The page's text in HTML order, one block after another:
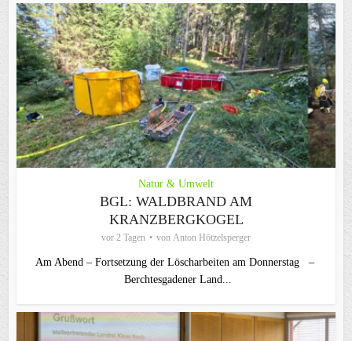
Natur & Umwelt
BGL: WALDBRAND AM
KRANZBERGKOGEL
vor 2 Tagen von Anton Hötzelsperger
Am Abend – Fortsetzung der Löscharbeiten am Donnerstag –
Berchtesgadener Land...